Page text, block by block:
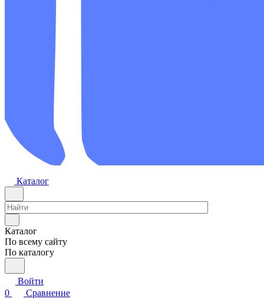
Каталог
Каталог
По всему сайту
По каталогу
Войти
0
Сравнение